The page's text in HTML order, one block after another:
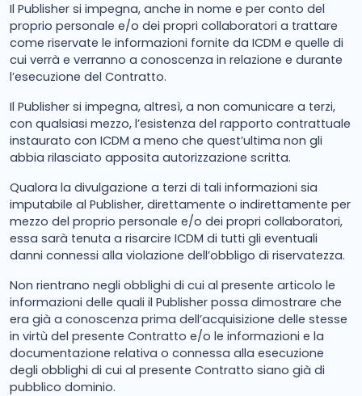
Il Publisher si impegna, anche in nome e per conto del
proprio personale e/o dei propri collaboratori a trattare
come riservate le informazioni fornite da ICDM e quelle di
cui verrà e verranno a conoscenza in relazione e durante
l’esecuzione del Contratto.
Il Publisher si impegna, altresì, a non comunicare a terzi,
con qualsiasi mezzo, l’esistenza del rapporto contrattuale
instaurato con ICDM a meno che quest’ultima non gli
abbia rilasciato apposita autorizzazione scritta.
Qualora la divulgazione a terzi di tali informazioni sia
imputabile al Publisher, direttamente o indirettamente per
mezzo del proprio personale e/o dei propri collaboratori,
essa sarà tenuta a risarcire ICDM di tutti gli eventuali
danni connessi alla violazione dell’obbligo di riservatezza.
Non rientrano negli obblighi di cui al presente articolo le
informazioni delle quali il Publisher possa dimostrare che
era già a conoscenza prima dell’acquisizione delle stesse
in virtù del presente Contratto e/o le informazioni e la
documentazione relativa o connessa alla esecuzione
degli obblighi di cui al presente Contratto siano già di
pubblico dominio.